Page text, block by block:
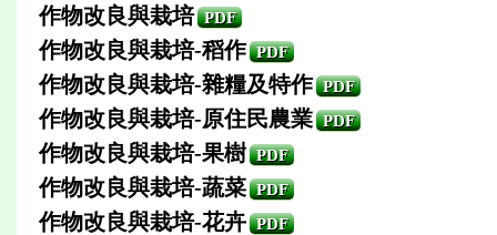
作物改良與栽培 PDF
作物改良與栽培-稻作 PDF
作物改良與栽培-雜糧及特作 PDF
作物改良與栽培-原住民農業 PDF
作物改良與栽培-果樹 PDF
作物改良與栽培-蔬菜 PDF
作物改良與栽培-花卉 PDF